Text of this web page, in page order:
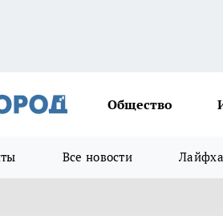
Общество
Все новости